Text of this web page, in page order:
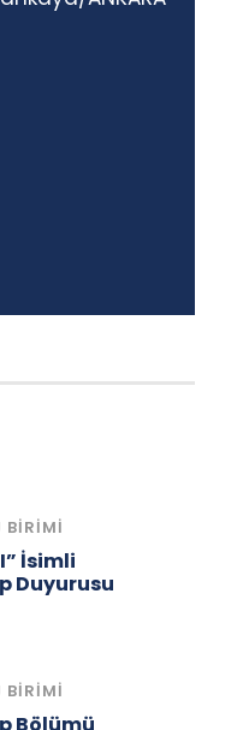
BIRIMI
İsimli
Duyurusu
BIRIMI